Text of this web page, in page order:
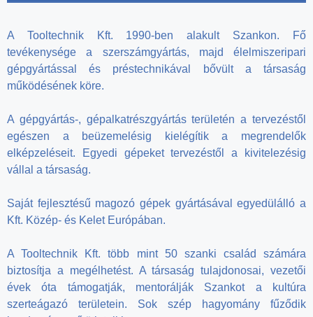
A Tooltechnik Kft. 1990-ben alakult Szankon. Fő
tevékenysége a szerszámgyártás, majd élelmiszeripari
gépgyártással és préstechnikával bővült a társaság
működésének köre.
A gépgyártás-, gépalkatrészgyártás területén a tervezéstől
egészen a beüzemelésig kielégítik a megrendelők
elképzeléseit. Egyedi gépeket tervezéstől a kivitelezésig
vállal a társaság.
Saját fejlesztésű magozó gépek gyártásával egyedülálló a
Kft. Közép- és Kelet Európában.
A Tooltechnik Kft. több mint 50 szanki család számára
biztosítja a megélhetést. A társaság tulajdonosai, vezetői
évek óta támogatják, mentorálják Szankot a kultúra
szerteágazó területein. Sok szép hagyomány fűződik